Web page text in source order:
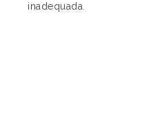
inadequada.